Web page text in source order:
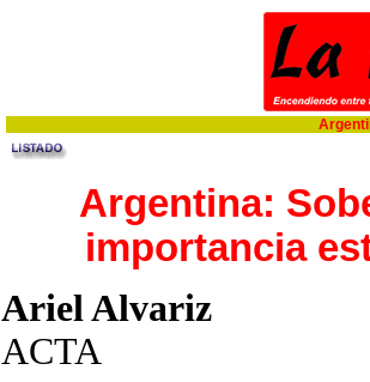
Argentina:
importancia
Ariel Alvariz
ACTA